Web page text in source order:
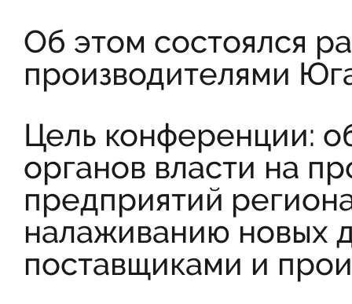
Об этом состоялся
производителями
Цель конференции:
органов власти на
предприятий
налаживанию новых
поставщиками и